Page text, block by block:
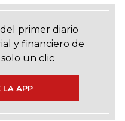
primer diario
y financiero de
un clic
LA APP